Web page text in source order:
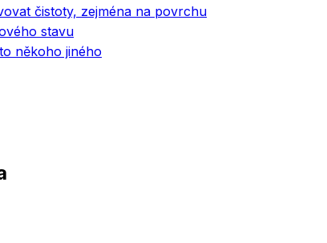
čistoty, zejména na povrchu
stavu
někoho jiného